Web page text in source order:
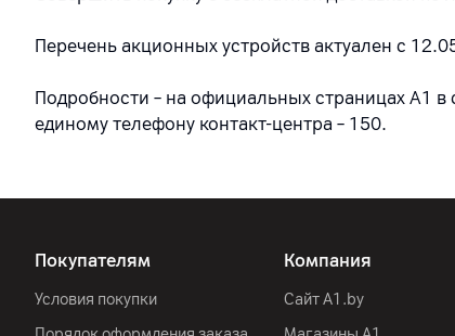
Перечень акционных устройств актуален с
Подробности – на официальных страницах A1 в
единому телефону контакт-центра – 150.
Покупателям
Условия покупки
Компания
Сайт A1.by